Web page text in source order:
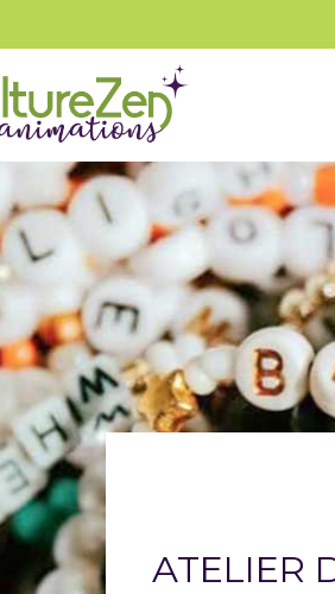
Animation Diy:Atelier DIY – Création De Bracelets
ATELIER